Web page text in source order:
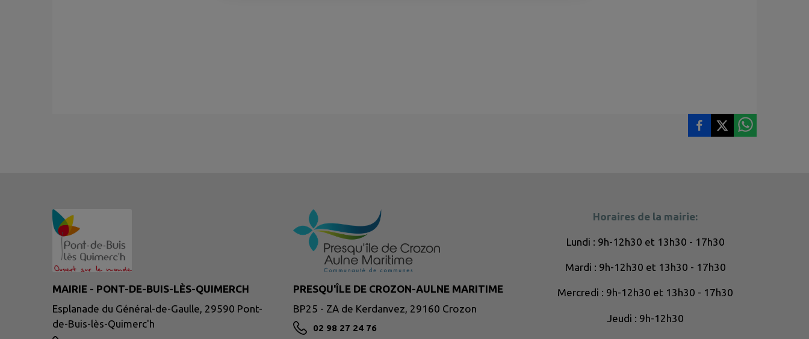
MAIRIE - PONT-DE-BUIS-LÈS-QUIMERCH
Esplanade du Général-de-Gaulle, 29590 Pont-
de-Buis-lès-Quimerc'h
PRESQU'ÎLE DE CROZON-AULNE MARITIME
BP25 - ZA de Kerdanvez, 29160 Crozon
02 98 27 24 76
Horaires de la mairie:
Lundi : 9h-12h30 et 13h30 - 17h30
Mardi : 9h-12h30 et 13h30 - 17h30
Mercredi : 9h-12h30 et 13h30 - 17h30
Jeudi : 9h-12h30